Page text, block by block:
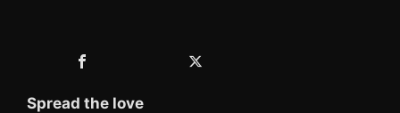
Spread the love